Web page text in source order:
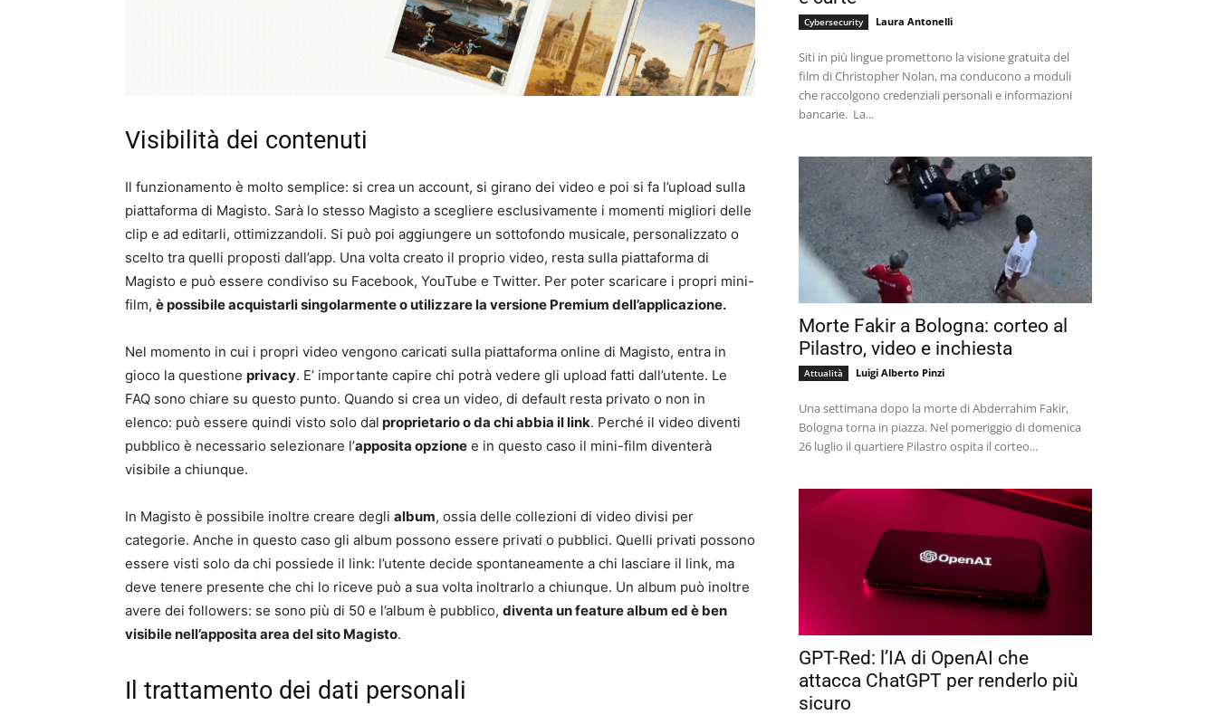
Visibilità dei contenuti
Il funzionamento è molto semplice: si crea un account, si girano dei video e poi si fa l’upload sulla
piattaforma di Magisto. Sarà lo stesso Magisto a scegliere esclusivamente i momenti migliori delle
clip e ad editarli, ottimizzandoli. Si può poi aggiungere un sottofondo musicale, personalizzato o
scelto tra quelli proposti dall’app. Una volta creato il proprio video, resta sulla piattaforma di
Magisto e può essere condiviso su Facebook, YouTube e Twitter. Per poter scaricare i propri mini-
film, è possibile acquistarli singolarmente o utilizzare la versione Premium dell’applicazione.
Nel momento in cui i propri video vengono caricati sulla piattaforma online di Magisto, entra in
gioco la questione privacy. E’ importante capire chi potrà vedere gli upload fatti dall’utente. Le
FAQ sono chiare su questo punto. Quando si crea un video, di default resta privato o non in
elenco: può essere quindi visto solo dal proprietario o da chi abbia il link. Perché il video diventi
pubblico è necessario selezionare l’apposita opzione e in questo caso il mini-film diventerà
visibile a chiunque.
In Magisto è possibile inoltre creare degli album, ossia delle collezioni di video divisi per
categorie. Anche in questo caso gli album possono essere privati o pubblici. Quelli privati possono
essere visti solo da chi possiede il link: l’utente decide spontaneamente a chi lasciare il link, ma
deve tenere presente che chi lo riceve può a sua volta inoltrarlo a chiunque. Un album può inoltre
avere dei followers: se sono più di 50 e l’album è pubblico, diventa un feature album ed è ben
visibile nell’apposita area del sito Magisto.
Il trattamento dei dati personali
Cybersecurity Laura Antonelli
Siti in più lingue promettono la visione gratuita del
film di Christopher Nolan, ma conducono a moduli
che raccolgono credenziali personali e informazioni
bancarie. La...
Morte Fakir a Bologna: corteo al
Pilastro, video e inchiesta
Attualità Luigi Alberto Pinzi
Una settimana dopo la morte di Abderrahim Fakir,
Bologna torna in piazza. Nel pomeriggio di domenica
26 luglio il quartiere Pilastro ospita il corteo...
GPT-Red: l’IA di OpenAI che
attacca ChatGPT per renderlo più
sicuro